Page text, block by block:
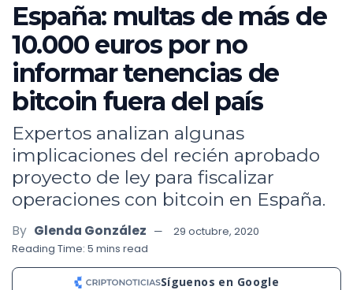
España: multas de más de
10.000 euros por no
informar tenencias de
bitcoin fuera del país
Expertos analizan algunas
implicaciones del recién aprobado
proyecto de ley para fiscalizar
operaciones con bitcoin en España.
By Glenda González
29 octubre, 2020
Reading Time: 5 mins read
Síguenos en Google